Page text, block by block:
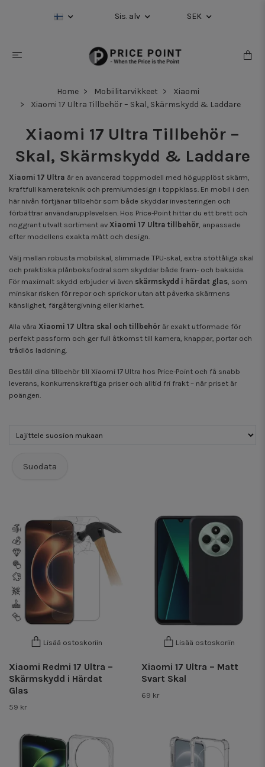
Sis. alv SEK
Home Mobiilitarvikkeet
Xiaomi
Xiaomi 17 Ultra Tillbehör – Skal, Skärmskydd & Laddare
Xiaomi 17 Ultra Tillbehör –
Skal, Skärmskydd & Laddare
Xiaomi 17 Ultra är en avancerad toppmodell med högupplöst skärm,
kraftfull kamerateknik och premiumdesign i toppklass. En mobil i den
här nivån förtjänar tillbehör som både skyddar investeringen och
förbättrar användarupplevelsen. Hos Price-Point hittar du ett brett och
noggrant utvalt sortiment av Xiaomi 17 Ultra tillbehör , anpassade
efter modellens exakta mått och design.
Välj mellan robusta mobilskal, slimmade TPU-skal, extra stöttåliga skal
och praktiska plånboksfodral som skyddar både fram- och baksida.
För maximalt skydd erbjuder vi även skärmskydd i härdat glas , som
minskar risken för repor och sprickor utan att påverka skärmens
känslighet, färgåtergivning eller klarhet.
Alla våra Xiaomi 17 Ultra skal och tillbehör är exakt utformade för
perfekt passform och ger full åtkomst till kamera, knappar, portar och
trådlös laddning.
Beställ dina tillbehör till Xiaomi 17 Ultra hos Price-Point och få snabb
leverans, konkurrenskraftiga priser och alltid fri frakt – när priset är
poängen.
Suodata
Lisää ostoskoriin
Xiaomi Redmi 17 Ultra –
Skärmskydd i Härdat
Glas
59 kr
Lisää ostoskoriin
Xiaomi 17 Ultra – Matt
Svart Skal
69 kr